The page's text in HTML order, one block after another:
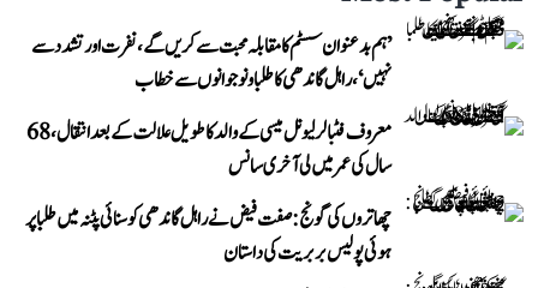
’ہم بدعنوان سسٹم کا مقابلہ محبت سے کریں گے، نفرت اور تشدد سے
نہیں‘، راہل گاندھی کا طلبا و نوجوانوں سے خطاب
معروف فٹبالر لیونل میسی کے والد کا طویل علالت کے بعد انتقال، 68
سال کی عمر میں لی آخری سانس
چھاتروں کی گونج: صفت فیض نے راہل گاندھی کو سنائی پٹنہ میں طلبا پر
ہوئی پولیس بربریت کی داستان